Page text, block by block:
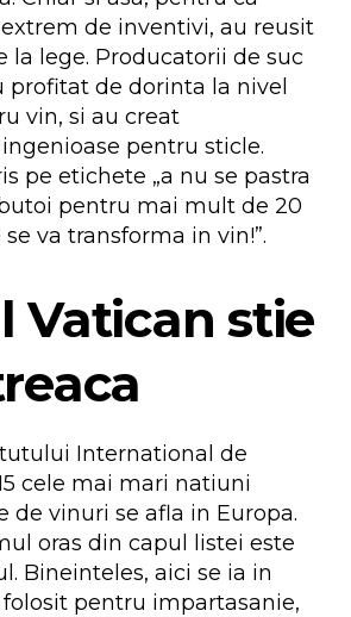
de inventivi, au reusit
la lege. Producatorii de suc
profitat de dorinta la nivel
vin, si au creat
pentru sticle.
pe etichete „a nu se pastra
pentru mai mult de 20
va transforma in vin!”.
Vatican stie
International de
cele mai mari natiuni
de vinuri se afla in Europa.
oras din capul listei este
Bineinteles, aici se ia in
pentru impartasanie,